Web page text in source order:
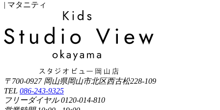
| マタニティ
〒700-0927 岡山県岡山市北区西古松228-109
TEL 086-243-9325
フリーダイヤル 0120-014-810